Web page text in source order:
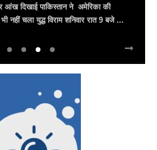
संध्या का भव्य आयोजन, उमड़ा जन
बागडे़, मुख्यमंत्री भजनलाल शर्मा और उप